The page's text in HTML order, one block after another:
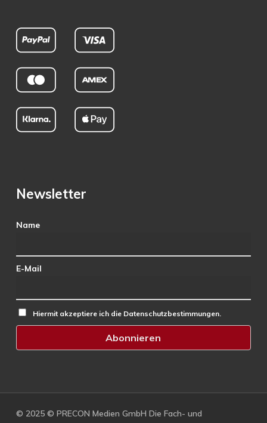
Newsletter
Name
E-Mail
Hiermit akzeptiere ich die Datenschutzbestimmungen.
© 2025 © PRECON Medien GmbH Die Fach- und